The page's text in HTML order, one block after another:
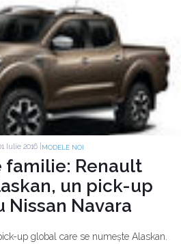
Iulie 2016 | MODELE NOI
familie: Renault
un pick-up
Nissan Navara
up global care se numește Alaskan.